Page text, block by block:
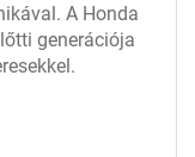
A Honda
generációja